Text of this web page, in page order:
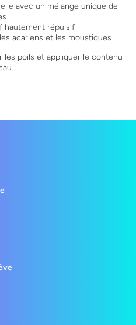
avec un mélange unique de
hautement répulsif
acariens et les moustiques
les poils et appliquer le contenu